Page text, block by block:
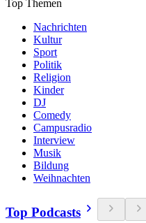
Top Themen
Nachrichten
Kultur
Sport
Politik
Religion
Kinder
DJ
Comedy
Campusradio
Interview
Musik
Bildung
Weihnachten
Top Podcasts